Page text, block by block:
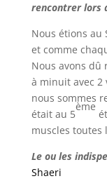
rencontrer lors
Nous étions au
et comme
Nous avons
à minuit avec 2
nous sommes
était au 5
ème
muscles toutes
Le ou les
Shaeri